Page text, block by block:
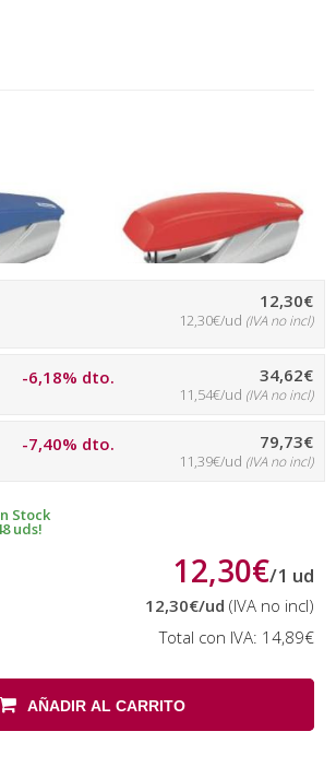
12,30€
12,30€/ud (IVA no incl)
-6,18% dto. 34,62€
11,54€/ud (IVA no incl)
-7,40% dto. 79,73€
11,39€/ud (IVA no incl)
Stock
uds!
12,30€/1 ud
12,30€/ud (IVA no incl)
Total con IVA: 14,89€
AÑADIR AL CARRITO